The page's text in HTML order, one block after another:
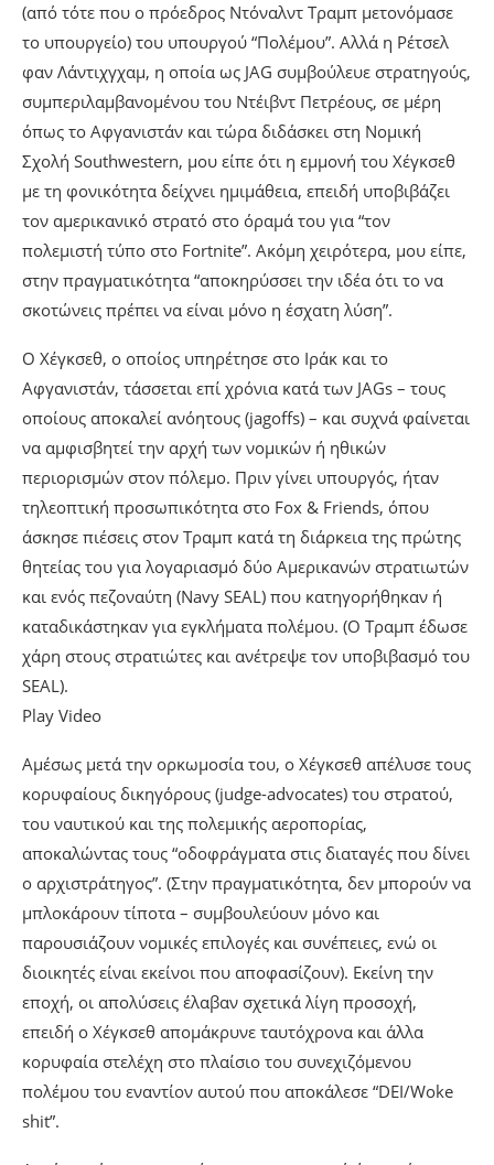
(από τότε που ο πρόεδρος Ντόναλντ Τραμπ μετονόμασε
το υπουργείο) του υπουργού “Πολέμου”. Αλλά η Ρέτσελ
φαν Λάντιχγχαμ, η οποία ως JAG συμβούλευε στρατηγούς,
συμπεριλαμβανομένου του Ντέιβντ Πετρέους, σε μέρη
όπως το Αφγανιστάν και τώρα διδάσκει στη Νομική
Σχολή Southwestern, μου είπε ότι η εμμονή του Χέγκσεθ
με τη φονικότητα δείχνει ημιμάθεια, επειδή υποβιβάζει
τον αμερικανικό στρατό στο όραμά του για “τον
πολεμιστή τύπο στο Fortnite”. Ακόμη χειρότερα, μου είπε,
στην πραγματικότητα “αποκηρύσσει την ιδέα ότι το να
σκοτώνεις πρέπει να είναι μόνο η έσχατη λύση”.
Ο Χέγκσεθ, ο οποίος υπηρέτησε στο Ιράκ και το
Αφγανιστάν, τάσσεται επί χρόνια κατά των JAGs – τους
οποίους αποκαλεί ανόητους (jagoffs) – και συχνά φαίνεται
να αμφισβητεί την αρχή των νομικών ή ηθικών
περιορισμών στον πόλεμο. Πριν γίνει υπουργός, ήταν
τηλεοπτική προσωπικότητα στο Fox & Friends, όπου
άσκησε πιέσεις στον Τραμπ κατά τη διάρκεια της πρώτης
θητείας του για λογαριασμό δύο Αμερικανών στρατιωτών
και ενός πεζοναύτη (Navy SEAL) που κατηγορήθηκαν ή
καταδικάστηκαν για εγκλήματα πολέμου. (Ο Τραμπ έδωσε
χάρη στους στρατιώτες και ανέτρεψε τον υποβιβασμό του
SEAL).
Play Video
Αμέσως μετά την ορκωμοσία του, ο Χέγκσεθ απέλυσε τους
κορυφαίους δικηγόρους (judge-advocates) του στρατού,
του ναυτικού και της πολεμικής αεροπορίας,
αποκαλώντας τους “οδοφράγματα στις διαταγές που δίνει
ο αρχιστράτηγος”. (Στην πραγματικότητα, δεν μπορούν να
μπλοκάρουν τίποτα – συμβουλεύουν μόνο και
παρουσιάζουν νομικές επιλογές και συνέπειες, ενώ οι
διοικητές είναι εκείνοι που αποφασίζουν). Εκείνη την
εποχή, οι απολύσεις έλαβαν σχετικά λίγη προσοχή,
επειδή ο Χέγκσεθ απομάκρυνε ταυτόχρονα και άλλα
κορυφαία στελέχη στο πλαίσιο του συνεχιζόμενου
πολέμου του εναντίον αυτού που αποκάλεσε “DEI/Woke
shit”.